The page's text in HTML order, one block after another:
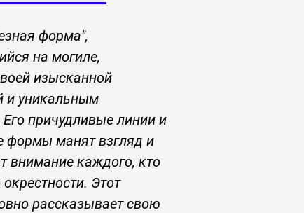
форма",
на могиле,
изысканной
и уникальным
причудливые линии и
формы манят взгляд и
внимание каждого, кто
окрестности. Этот
рассказывает свою